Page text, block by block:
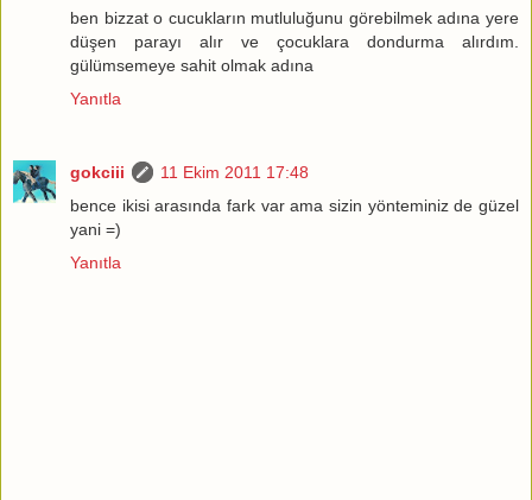
ben bizzat o cucukların mutluluğunu görebilmek adına yere
düşen parayı alır ve çocuklara dondurma alırdım.
gülümsemeye sahit olmak adına
Yanıtla
gokciii
11 Ekim 2011 17:48
bence ikisi arasında fark var ama sizin yönteminiz de güzel
yani =)
Yanıtla